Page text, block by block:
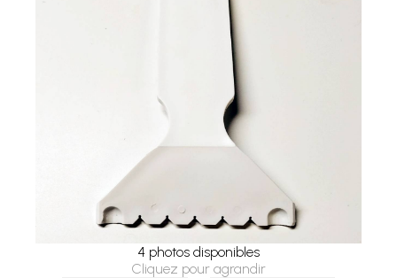
4 photos disponibles
Cliquez pour agrandir